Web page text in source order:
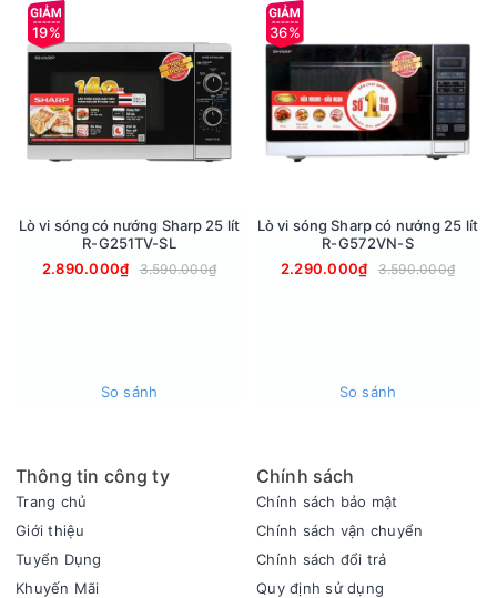
tay khi mở cửa lò nhờ thiết kế nút nhấn mở cửa.
- Phụ kiện đi kèm: đĩa thủy tinh, đế xoay.
- Để thêm một cốc nước khi hâm nóng thức ăn khô.
- Rút điện trước khi vệ sinh khoang lò, không dùng các chất
tẩy rửa mạnh để vệ sinh.
- Không sử dụng lò vi sóng có cửa bị hỏng hoặc đóng không
khít.
19%
Lò vi sóng có nướng Sharp 25 lít
R-G251TV-SL
2.890.000₫
3.590.000₫
So sánh
36%
Lò vi sóng Sharp có nướng 25 lít
R-G572VN-S
2.290.000₫
3.590.000₫
So sánh
Thông tin công ty
Trang chủ
Giới thiệu
Tuyển Dụng
Khuyến Mãi
Chính sách
Chính sách bảo mật
Chính sách vận chuyển
Chính sách đổi trả
Quy định sử dụng